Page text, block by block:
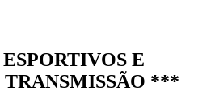
E
TRANSMISSÃO ***